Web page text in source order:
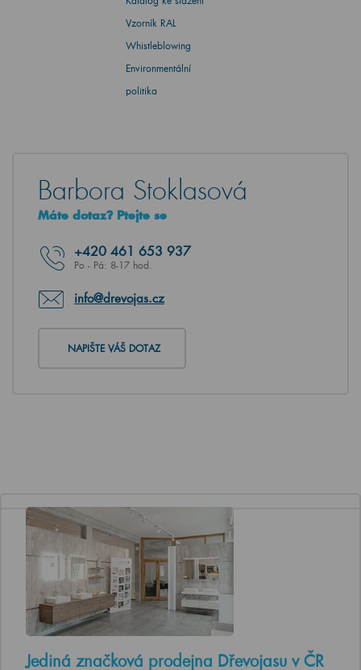
Vzorník RAL
Whistleblowing
Environmentální
politika
Barbora Stoklasová
Máte dotaz? Ptejte se
+420 461 653 937
Po - Pá: 8-17 hod.
info@drevojas.cz
NAPIŠTE VÁŠ DOTAZ
Jediná značková prodejna Dřevojasu v ČR